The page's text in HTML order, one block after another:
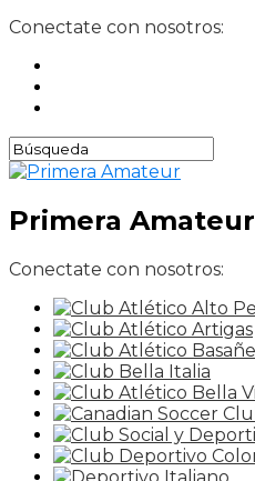
Conectate con nosotros:
Primera Amateur
Conectate con nosotros: